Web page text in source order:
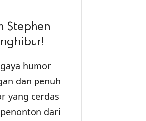
Stephen
humor
dan penuh
yang cerdas
dari